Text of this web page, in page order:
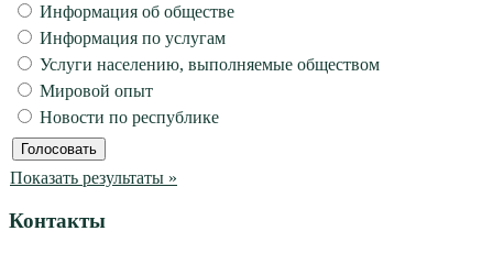
Информация об обществе
Информация по услугам
Услуги населению, выполняемые обществом
Мировой опыт
Новости по республике
Показать результаты »
Контакты